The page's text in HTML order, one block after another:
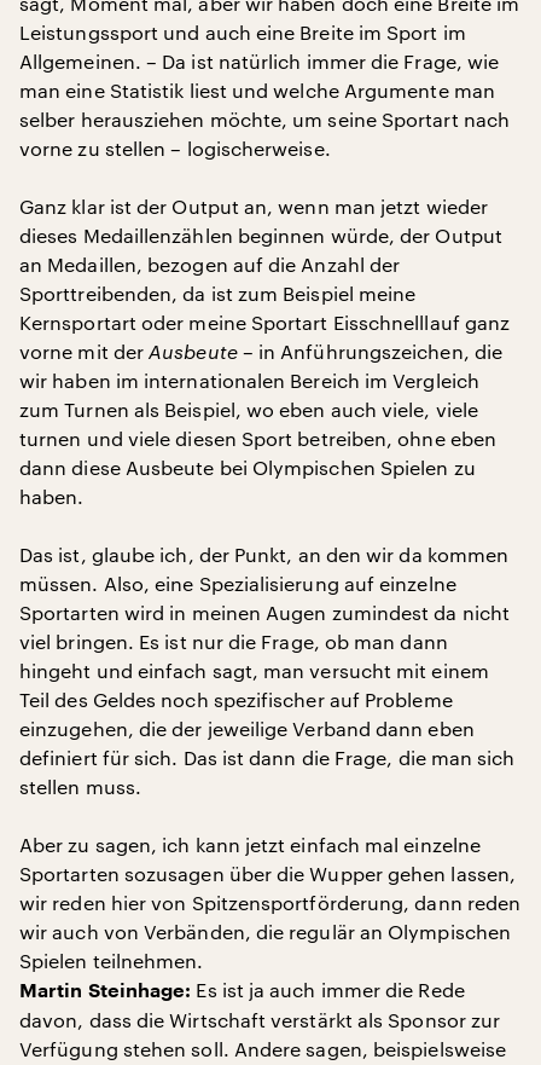
Leistungssport und auch eine Breite im Sport im
Allgemeinen. – Da ist natürlich immer die Frage, wie
man eine Statistik liest und welche Argumente man
selber herausziehen möchte, um seine Sportart nach
vorne zu stellen – logischerweise.
Ganz klar ist der Output an, wenn man jetzt wieder
dieses Medaillenzählen beginnen würde, der Output
an Medaillen, bezogen auf die Anzahl der
Sporttreibenden, da ist zum Beispiel meine
Kernsportart oder meine Sportart Eisschnelllauf ganz
vorne mit derAusbeute– in Anführungszeichen, die
wir haben im internationalen Bereich im Vergleich
zum Turnen als Beispiel, wo eben auch viele, viele
turnen und viele diesen Sport betreiben, ohne eben
dann diese Ausbeute bei Olympischen Spielen zu
haben.
Das ist, glaube ich, der Punkt, an den wir da kommen
müssen. Also, eine Spezialisierung auf einzelne
Sportarten wird in meinen Augen zumindest da nicht
viel bringen. Es ist nur die Frage, ob man dann
hingeht und einfach sagt, man versucht mit einem
Teil des Geldes noch spezifischer auf Probleme
einzugehen, die der jeweilige Verband dann eben
definiert für sich. Das ist dann die Frage, die man sich
stellen muss.
Aber zu sagen, ich kann jetzt einfach mal einzelne
Sportarten sozusagen über die Wupper gehen lassen,
wir reden hier von Spitzensportförderung, dann reden
wir auch von Verbänden, die regulär an Olympischen
Spielen teilnehmen.
Martin Steinhage: Es ist ja auch immer die Rede
davon, dass die Wirtschaft verstärkt als Sponsor zur
Verfügung stehen soll. Andere sagen, beispielsweise